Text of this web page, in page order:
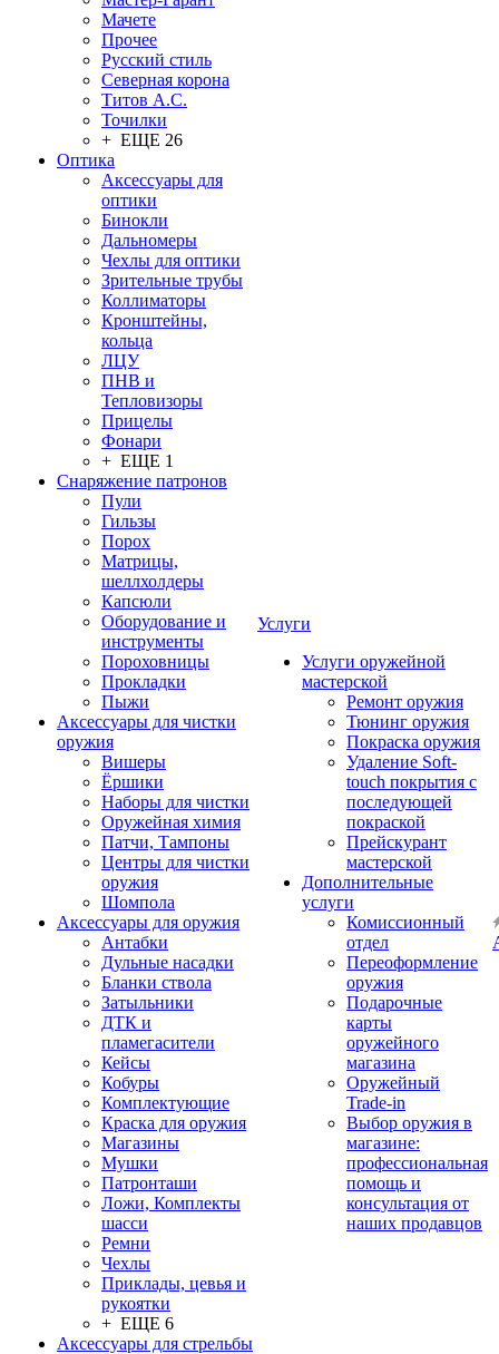
Мачете
Прочее
Русский стиль
Северная корона
Титов А.С.
Точилки
+ ЕЩЕ 26
Оптика
Аксессуары для
оптики
Бинокли
Дальномеры
Чехлы для оптики
Зрительные трубы
Коллиматоры
Кронштейны,
кольца
ЛЦУ
ПНВ и
Тепловизоры
Прицелы
Фонари
+ ЕЩЕ 1
Снаряжение патронов
Пули
Гильзы
Порох
Матрицы,
шеллхолдеры
Капсюли
Оборудование и
инструменты
Пороховницы
Прокладки
Пыжи
Аксессуары для чистки
оружия
Вишеры
Ёршики
Наборы для чистки
Оружейная химия
Патчи, Тампоны
Центры для чистки
оружия
Шомпола
Аксессуары для оружия
Антабки
Дульные насадки
Бланки ствола
Затыльники
ДТК и
пламегасители
Кейсы
Кобуры
Комплектующие
Краска для оружия
Магазины
Мушки
Патронташи
Ложи, Комплекты
шасси
Ремни
Чехлы
Приклады, цевья и
рукоятки
+ ЕЩЕ 6
Аксессуары для стрельбы
Услуги
Услуги оружейной
мастерской
Ремонт оружия
Тюнинг оружия
Покраска оружия
Удаление Soft-
touch покрытия с
последующей
покраской
Прейскурант
мастерской
Дополнительные
услуги
Комиссионный
отдел
Переоформление
оружия
Подарочные
карты
оружейного
магазина
Оружейный
Trade-in
Выбор оружия в
магазине:
профессиональная
помощь и
консультация от
наших продавцов